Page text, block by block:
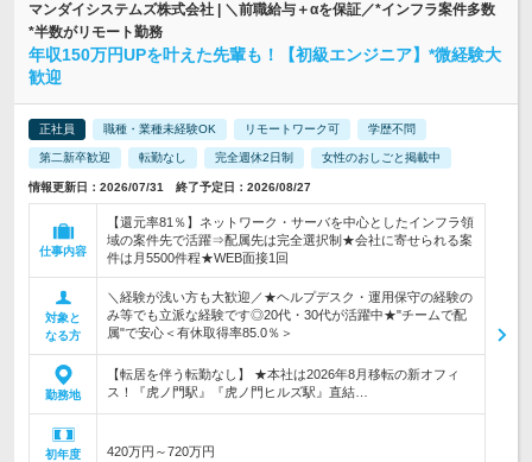
マンダイシステムズ株式会社 | ＼前職給与＋αを保証／*インフラ案件多数
*半数がリモート勤務
年収150万円UPを叶えた先輩も！【初級エンジニア】*微経験大
歓迎
正社員 職種・業種未経験OK リモートワーク可 学歴不問
第二新卒歓迎 転勤なし 完全週休2日制 女性のおしごと掲載中
情報更新日：2026/07/31 終了予定日：2026/08/27
仕事内容
【還元率81％】ネットワーク・サーバを中心としたインフラ領
域の案件先で活躍⇒配属先は完全選択制★会社に寄せられる案
件は月5500件程★WEB面接1回
対象と
なる方
＼経験が浅い方も大歓迎／★ヘルプデスク・運用保守の経験の
み等でも立派な経験です◎20代・30代が活躍中★"チームで配
属"で安心＜有休取得率85.0％＞
勤務地
【転居を伴う転勤なし】 ★本社は2026年8月移転の新オフィ
ス！『虎ノ門駅』『虎ノ門ヒルズ駅』直結…
初年度
420万円～720万円